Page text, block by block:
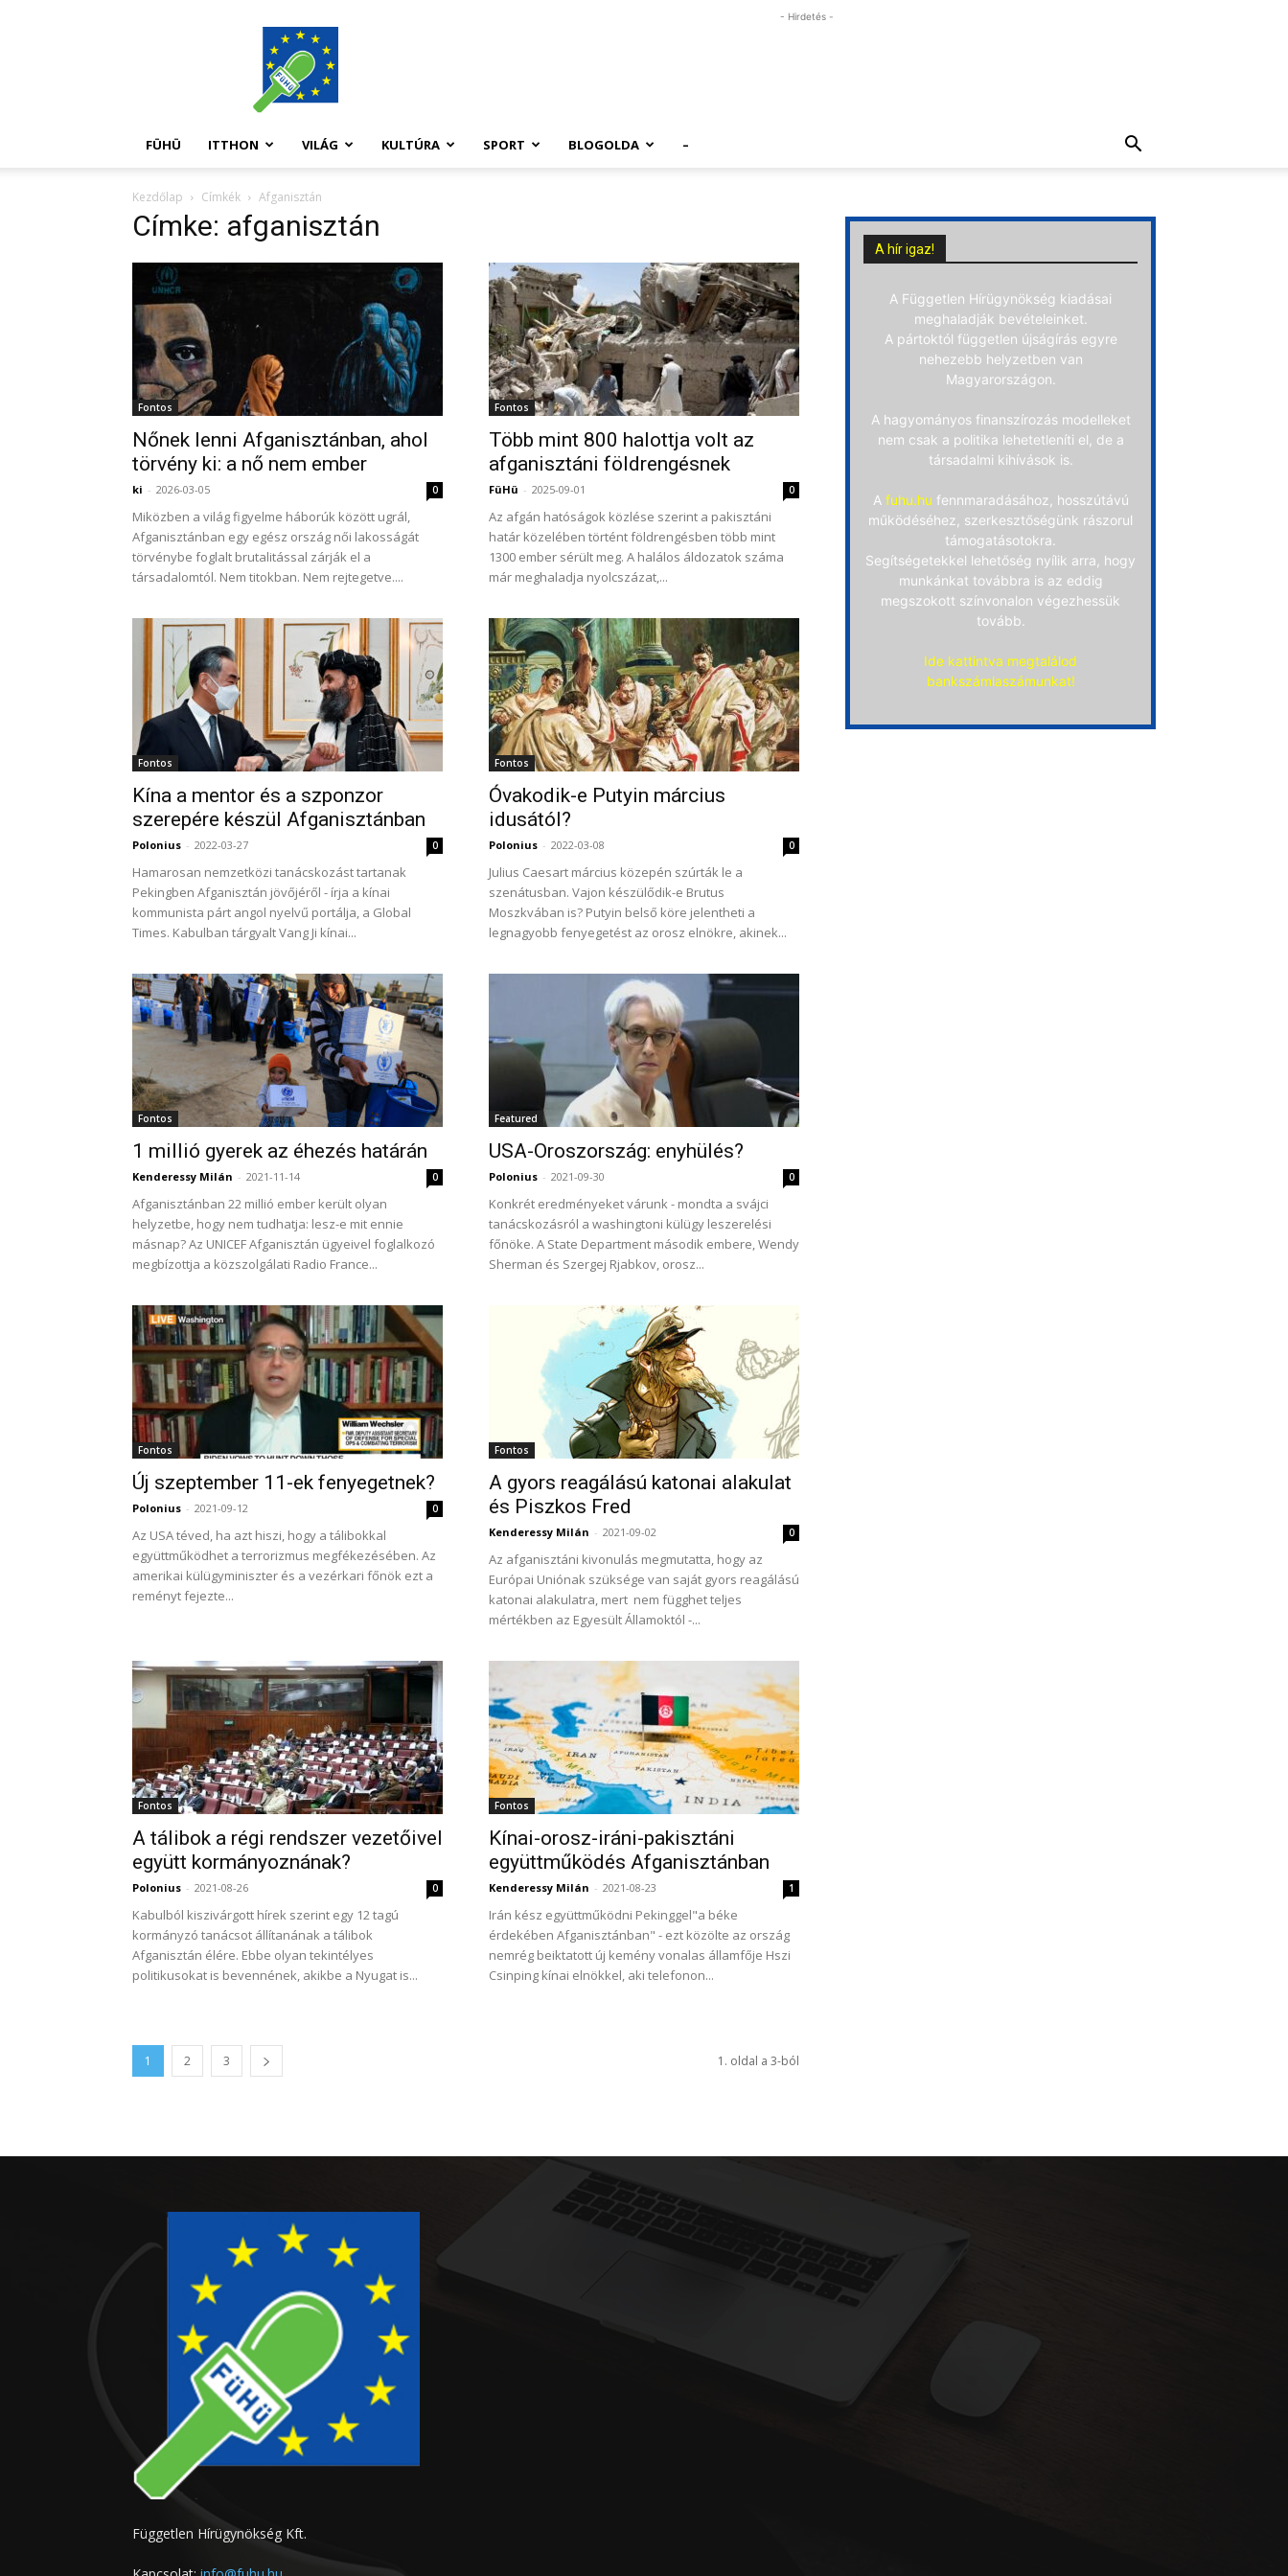
FüHü
- Hirdetés -
FÜHÜ ITTHON VILÁG KULTÚRA SPORT BLOGOLDA –
Kezdőlap Címkék Afganisztán
Címke: afganisztán
Fontos
Nőnek lenni Afganisztánban, ahol
törvény ki: a nő nem ember
ki - 2026-03-05 0
Miközben a világ figyelme háborúk között ugrál,
Afganisztánban egy egész ország női lakosságát
törvénybe foglalt brutalitással zárják el a
társadalomtól. Nem titokban. Nem rejtegetve....
Fontos
Több mint 800 halottja volt az
afganisztáni földrengésnek
FüHü - 2025-09-01 0
Az afgán hatóságok közlése szerint a pakisztáni
határ közelében történt földrengésben több mint
1300 ember sérült meg. A halálos áldozatok száma
már meghaladja nyolcszázat,...
Fontos
Kína a mentor és a szponzor
szerepére készül Afganisztánban
Polonius - 2022-03-27 0
Hamarosan nemzetközi tanácskozást tartanak
Pekingben Afganisztán jövőjéről - írja a kínai
kommunista párt angol nyelvű portálja, a Global
Times. Kabulban tárgyalt Vang Ji kínai...
Fontos
Óvakodik-e Putyin március
idusától?
Polonius - 2022-03-08 0
Julius Caesart március közepén szúrták le a
szenátusban. Vajon készülődik-e Brutus
Moszkvában is? Putyin belső köre jelentheti a
legnagyobb fenyegetést az orosz elnökre, akinek...
Fontos
1 millió gyerek az éhezés határán
Kenderessy Milán - 2021-11-14 0
Afganisztánban 22 millió ember került olyan
helyzetbe, hogy nem tudhatja: lesz-e mit ennie
másnap? Az UNICEF Afganisztán ügyeivel foglalkozó
megbízottja a közszolgálati Radio France...
Featured
USA-Oroszország: enyhülés?
Polonius - 2021-09-30 0
Konkrét eredményeket várunk - mondta a svájci
tanácskozásról a washingtoni külügy leszerelési
főnöke. A State Department második embere, Wendy
Sherman és Szergej Rjabkov, orosz...
Fontos
Új szeptember 11-ek fenyegetnek?
Polonius - 2021-09-12 0
Az USA téved, ha azt hiszi, hogy a tálibokkal
együttműködhet a terrorizmus megfékezésében. Az
amerikai külügyminiszter és a vezérkari főnök ezt a
reményt fejezte...
Fontos
A gyors reagálású katonai alakulat
és Piszkos Fred
Kenderessy Milán - 2021-09-02 0
Az afganisztáni kivonulás megmutatta, hogy az
Európai Uniónak szüksége van saját gyors reagálású
katonai alakulatra, mert nem függhet teljes
mértékben az Egyesült Államoktól -...
Fontos
A tálibok a régi rendszer vezetőivel
együtt kormányoznának?
Polonius - 2021-08-26 0
Kabulból kiszivárgott hírek szerint egy 12 tagú
kormányzó tanácsot állítanának a tálibok
Afganisztán élére. Ebbe olyan tekintélyes
politikusokat is bevennének, akikbe a Nyugat is...
Fontos
Kínai-orosz-iráni-pakisztáni
együttműködés Afganisztánban
Kenderessy Milán - 2021-08-23 1
Irán kész együttműködni Pekinggel"a béke
érdekében Afganisztánban" - ezt közölte az ország
nemrég beiktatott új kemény vonalas államfője Hszi
Csinping kínai elnökkel, aki telefonon...
1 2 3 1. oldal a 3-ból
A hír igaz!
A Független Hírügynökség kiadásai
meghaladják bevételeinket.
A pártoktól független újságírás egyre
nehezebb helyzetben van
Magyarországon.
A hagyományos finanszírozás modelleket
nem csak a politika lehetetleníti el, de a
társadalmi kihívások is.
A fuhu.hu fennmaradásához, hosszútávú
működéséhez, szerkesztőségünk rászorul
támogatásotokra.
Segítségetekkel lehetőség nyílik arra, hogy
munkánkat továbbra is az eddig
megszokott színvonalon végezhessük
tovább.
Ide kattintva megtalálod
bankszámlaszámunkat!
Független Hírügynökség Kft.